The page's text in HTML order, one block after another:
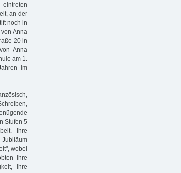
an der
noch in
Anna
20 in
Anna
am 1.
im
Stufen 5
Ihre
wobei
ihre
ihre